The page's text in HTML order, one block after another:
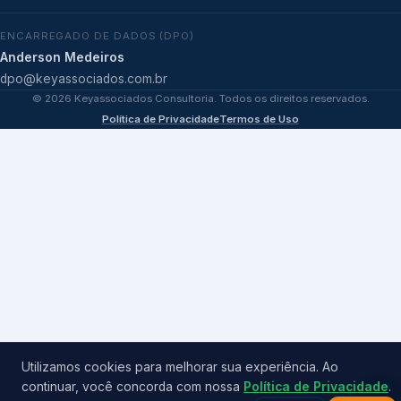
ENCARREGADO DE DADOS (DPO)
Anderson Medeiros
dpo@keyassociados.com.br
© 2026 Keyassociados Consultoria. Todos os direitos reservados.
Política de PrivacidadeTermos de Uso
Utilizamos cookies para melhorar sua experiência. Ao
continuar, você concorda com nossa Política de Privacidade.